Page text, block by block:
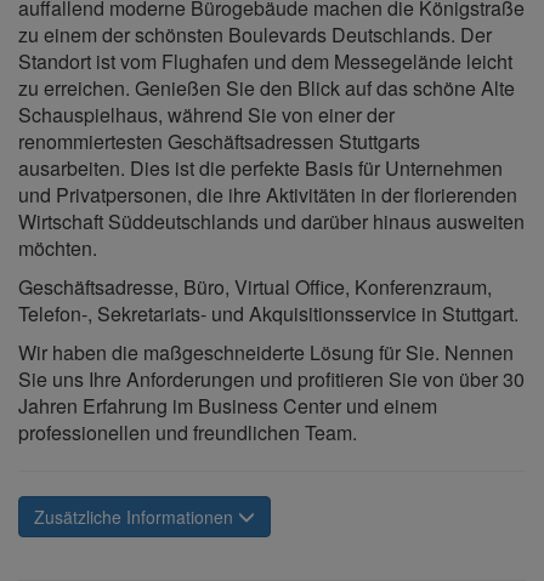
auffallend moderne Bürogebäude machen die Königstraße
zu einem der schönsten Boulevards Deutschlands. Der
Standort ist vom Flughafen und dem Messegelände leicht
zu erreichen. Genießen Sie den Blick auf das schöne Alte
Schauspielhaus, während Sie von einer der
renommiertesten Geschäftsadressen Stuttgarts
ausarbeiten. Dies ist die perfekte Basis für Unternehmen
und Privatpersonen, die ihre Aktivitäten in der florierenden
Wirtschaft Süddeutschlands und darüber hinaus ausweiten
möchten.
Geschäftsadresse, Büro, Virtual Office, Konferenzraum,
Telefon-, Sekretariats- und Akquisitionsservice in Stuttgart.
Wir haben die maßgeschneiderte Lösung für Sie. Nennen
Sie uns Ih­re Anforderungen und profitieren Sie von über 30
Jahren Er­fah­rung im Business Center und einem
professionellen und freundlichen Team.
Zusätzliche Informationen